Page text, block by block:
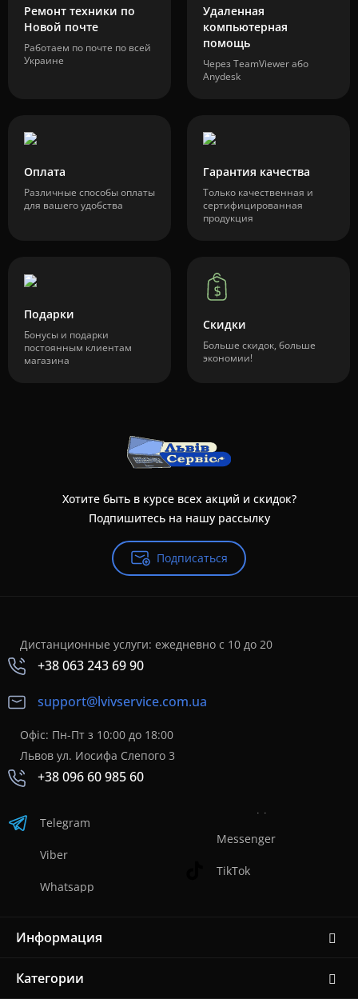
Ремонт техники по
Новой почте
Работаем по почте по всей
Украине
Удаленная
компьютерная
помощь
Через TeamViewer або
Anydesk
Оплата
Различные способы оплаты
для вашего удобства
Гарантия качества
Только качественная и
сертифицированная
продукция
Подарки
Бонусы и подарки
постоянным клиентам
магазина
Скидки
Больше скидок, больше
экономии!
Хотите быть в курсе всех акций и скидок?
Подпишитесь на нашу рассылку
Подписаться
Дистанционные услуги: ежедневно с 10 до 20
+38 063 243 69 90
support@lvivservice.com.ua
Офіс: Пн-Пт з 10:00 до 18:00
Львов ул. Иосифа Слепого 3
+38 096 60 985 60
Telegram
Viber
Whatsapp
Messenger
TikTok
Информация
Категории